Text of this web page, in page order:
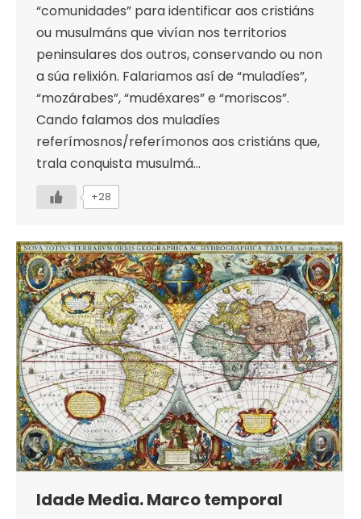
“comunidades” para identificar aos cristiáns
ou musulmáns que vivían nos territorios
peninsulares dos outros, conservando ou non
a súa relixión. Falariamos así de “muladíes”,
“mozárabes”, “mudéxares” e “moriscos”.
Cando falamos dos muladíes
referímosnos/referímonos aos cristiáns que,
trala conquista musulmá…
+28
Idade Media. Marco temporal